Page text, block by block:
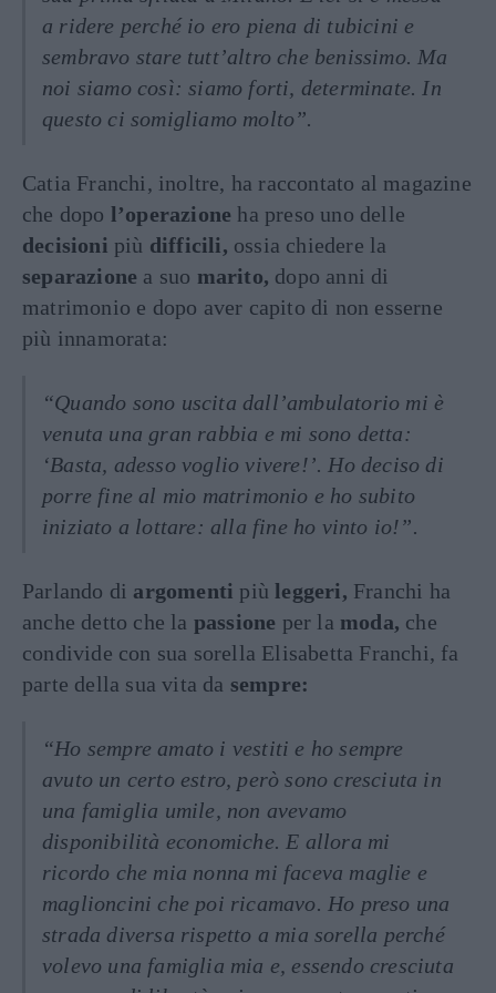
a ridere perché io ero piena di tubicini e
sembravo stare tutt’altro che benissimo. Ma
noi siamo così: siamo forti, determinate. In
questo ci somigliamo molto”.
Catia Franchi, inoltre, ha raccontato al magazine
che dopo l’operazione ha preso uno delle
decisioni più difficili, ossia chiedere la
separazione a suo marito, dopo anni di
matrimonio e dopo aver capito di non esserne
più innamorata:
“Quando sono uscita dall’ambulatorio mi è
venuta una gran rabbia e mi sono detta:
‘Basta, adesso voglio vivere!’. Ho deciso di
porre fine al mio matrimonio e ho subito
iniziato a lottare: alla fine ho vinto io!”.
Parlando di argomenti più leggeri, Franchi ha
anche detto che la passione per la moda, che
condivide con sua sorella Elisabetta Franchi, fa
parte della sua vita da sempre:
“Ho sempre amato i vestiti e ho sempre
avuto un certo estro, però sono cresciuta in
una famiglia umile, non avevamo
disponibilità economiche. E allora mi
ricordo che mia nonna mi faceva maglie e
maglioncini che poi ricamavo. Ho preso una
strada diversa rispetto a mia sorella perché
volevo una famiglia mia e, essendo cresciuta